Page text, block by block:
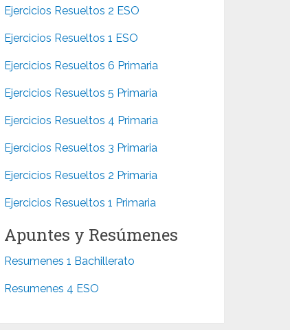
Ejercicios Resueltos 2 ESO
Ejercicios Resueltos 1 ESO
Ejercicios Resueltos 6 Primaria
Ejercicios Resueltos 5 Primaria
Ejercicios Resueltos 4 Primaria
Ejercicios Resueltos 3 Primaria
Ejercicios Resueltos 2 Primaria
Ejercicios Resueltos 1 Primaria
Apuntes y Resúmenes
Resumenes 1 Bachillerato
Resumenes 4 ESO